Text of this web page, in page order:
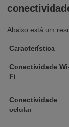
Abaixo está um
Característica
Conectividade Wi-
Fi
Conectividade
celular